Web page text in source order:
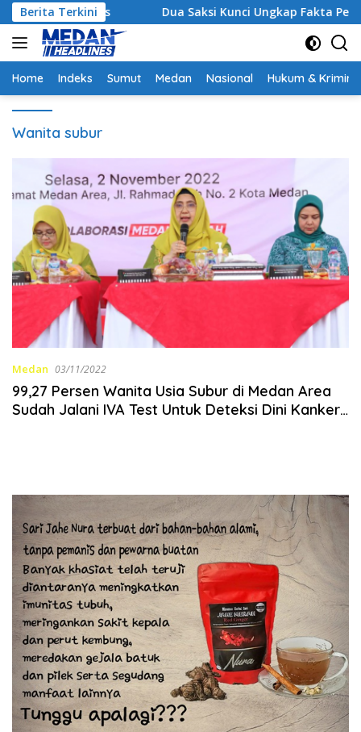
Langsung
ke
konten
Berita Terkini
Strategis Dua Saksi Kunci Ungkap Fakta
Home Indeks Sumut Medan Nasional Hukum &
Wanita subur
Medan 03/11/2022
99,27 Persen Wanita Usia Subur di Medan Area
Sudah Jalani IVA Test Untuk Deteksi Dini Kanker